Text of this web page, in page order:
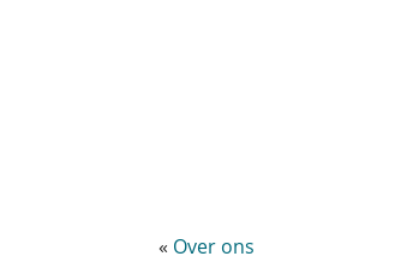
« Over ons